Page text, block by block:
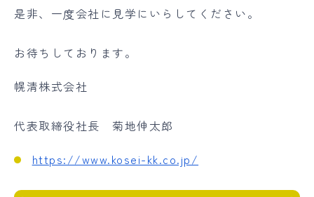
是非、一度会社に見学にいらしてください。
お待ちしております。
幌清株式会社
代表取締役社長 菊地伸太郎
https://www.kosei-kk.co.jp/